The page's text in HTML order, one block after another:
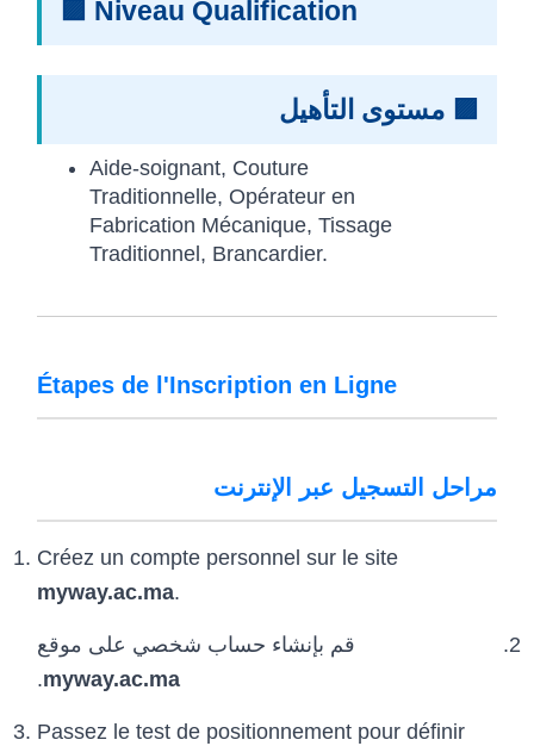
🟪 Niveau Qualification
🟪 مستوى التأهيل
Aide-soignant, Couture
Traditionnelle, Opérateur en
Fabrication Mécanique, Tissage
Traditionnel, Brancardier.
Étapes de l'Inscription en Ligne
مراحل التسجيل عبر الإنترنت
Créez un compte personnel sur le site
myway.ac.ma.
قم بإنشاء حساب شخصي على موقع
myway.ac.ma
.
Passez le test de positionnement pour définir